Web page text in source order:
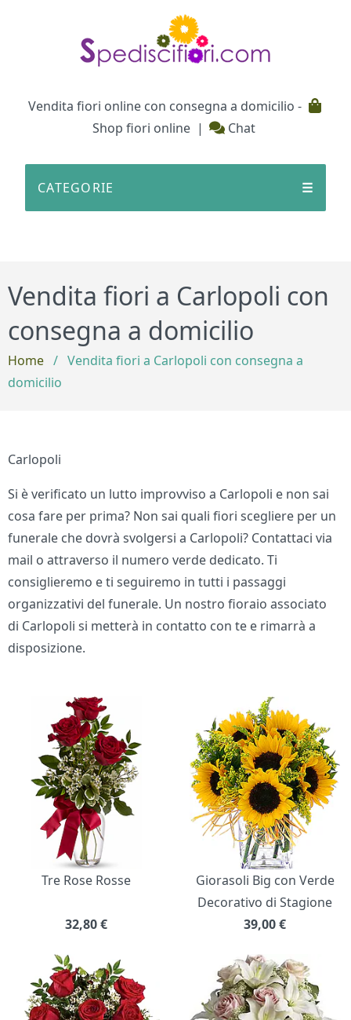
Vendita fiori online con consegna a domicilio -
Shop fiori online | Chat
CATEGORIE ☰
Vendita fiori a Carlopoli con
consegna a domicilio
Home / Vendita fiori a Carlopoli con consegna a
domicilio
Carlopoli
Si è verificato un lutto improvviso a Carlopoli e non sai
cosa fare per prima? Non sai quali fiori scegliere per un
funerale che dovrà svolgersi a Carlopoli? Contattaci via
mail o attraverso il numero verde dedicato. Ti
consiglieremo e ti seguiremo in tutti i passaggi
organizzativi del funerale. Un nostro fioraio associato
di Carlopoli si metterà in contatto con te e rimarrà a
disposizione.
Bouquet di fiori
Tre Rose Rosse
32,80€
Giorasoli Big con Verde
Decorativo di Stagione
39,00€